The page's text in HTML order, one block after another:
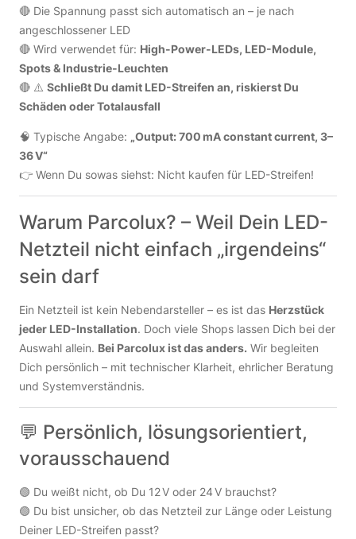
🔴 Die Spannung passt sich automatisch an – je nach
angeschlossener LED
🔴 Wird verwendet für: High-Power-LEDs, LED-Module,
Spots & Industrie-Leuchten
🔴 ⚠️ Schließt Du damit LED-Streifen an, riskierst Du
Schäden oder Totalausfall
🧠 Typische Angabe: „Output: 700 mA constant current, 3–
36 V“
👉 Wenn Du sowas siehst: Nicht kaufen für LED-Streifen!
Warum Parcolux? – Weil Dein LED-
Netzteil nicht einfach „irgendeins“
sein darf
Ein Netzteil ist kein Nebendarsteller – es ist das Herzstück
jeder LED-Installation. Doch viele Shops lassen Dich bei der
Auswahl allein. Bei Parcolux ist das anders. Wir begleiten
Dich persönlich – mit technischer Klarheit, ehrlicher Beratung
und Systemverständnis.
💬 Persönlich, lösungsorientiert,
vorausschauend
🟢 Du weißt nicht, ob Du 12 V oder 24 V brauchst?
🟢 Du bist unsicher, ob das Netzteil zur Länge oder Leistung
Deiner LED-Streifen passt?